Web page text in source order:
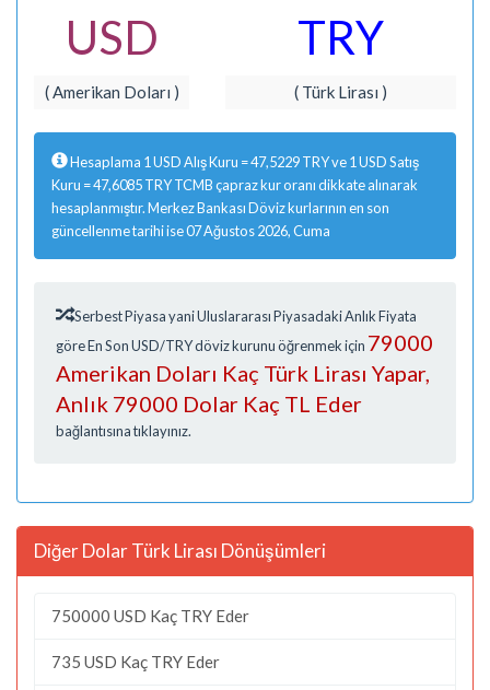
USD
TRY
( Amerikan Doları ) ( Türk Lirası )
Hesaplama 1 USD Alış Kuru = 47,5229 TRY ve 1 USD Satış
Kuru = 47,6085 TRY TCMB çapraz kur oranı dikkate alınarak
hesaplanmıştır. Merkez Bankası Döviz kurlarının en son
güncellenme tarihi ise 07 Ağustos 2026, Cuma
Serbest Piyasa yani Uluslararası Piyasadaki Anlık Fiyata
göre En Son USD/TRY döviz kurunu öğrenmek için 79000
Amerikan Doları Kaç Türk Lirası Yapar,
Anlık 79000 Dolar Kaç TL Eder
bağlantısına tıklayınız.
Diğer Dolar Türk Lirası Dönüşümleri
750000 USD Kaç TRY Eder
735 USD Kaç TRY Eder